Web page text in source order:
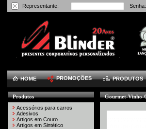
Representante: Senha:
HOME PROMOÇÕES PRODUTOS
Produtos
Acessórios para carros
Adesivos
Artigos em Couro
Artigos em Sintético
Gourmet-Vinho-